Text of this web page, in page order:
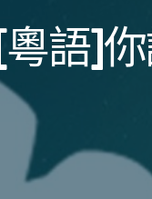
[粵語]